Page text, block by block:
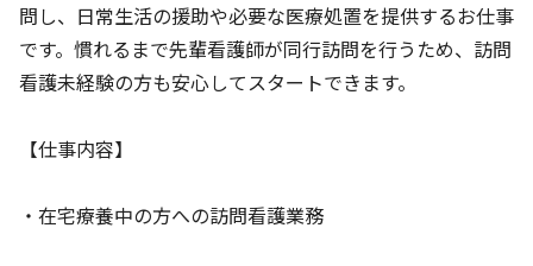
問し、日常生活の援助や必要な医療処置を提供するお仕事
です。慣れるまで先輩看護師が同行訪問を行うため、訪問
看護未経験の方も安心してスタートできます。
【仕事内容】
・在宅療養中の方への訪問看護業務